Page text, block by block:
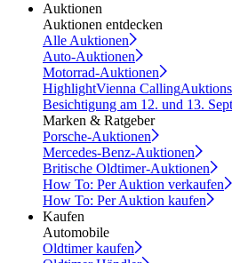
Auktionen
Auktionen entdecken
Alle Auktionen
Auto-Auktionen
Motorrad-Auktionen
HighlightVienna Calling
Besichtigung am 12. und 13.
Marken & Ratgeber
Porsche-Auktionen
Mercedes-Benz-Auktionen
Britische Oldtimer-Auktionen
How To: Per Auktion verkaufen
How To: Per Auktion kaufen
Kaufen
Automobile
Oldtimer kaufen